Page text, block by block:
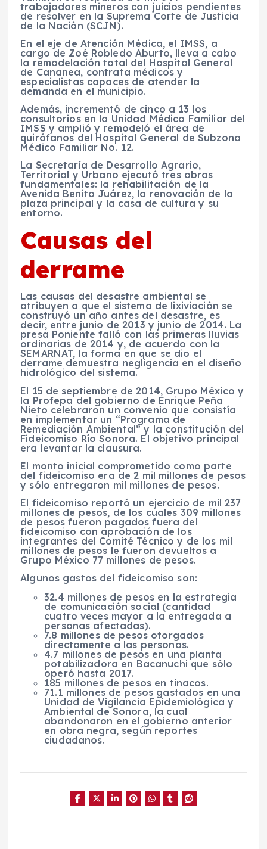
trabajadores mineros con juicios pendientes
de resolver en la Suprema Corte de Justicia
de la Nación (SCJN).
En el eje de Atención Médica, el IMSS, a
cargo de Zoé Robledo Aburto, lleva a cabo
la remodelación total del Hospital General
de Cananea, contrata médicos y
especialistas capaces de atender la
demanda en el municipio.
Además, incrementó de cinco a 13 los
consultorios en la Unidad Médico Familiar del
IMSS y amplió y remodeló el área de
quirófanos del Hospital General de Subzona
Médico Familiar No. 12.
La Secretaría de Desarrollo Agrario,
Territorial y Urbano ejecutó tres obras
fundamentales: la rehabilitación de la
Avenida Benito Juárez, la renovación de la
plaza principal y la casa de cultura y su
entorno.
Causas del
derrame
Las causas del desastre ambiental se
atribuyen a que el sistema de lixiviación se
construyó un año antes del desastre, es
decir, entre junio de 2013 y junio de 2014. La
presa Poniente falló con las primeras lluvias
ordinarias de 2014 y, de acuerdo con la
SEMARNAT, la forma en que se dio el
derrame demuestra negligencia en el diseño
hidrológico del sistema.
El 15 de septiembre de 2014, Grupo México y
la Profepa del gobierno de Enrique Peña
Nieto celebraron un convenio que consistía
en implementar un “Programa de
Remediación Ambiental” y la constitución del
Fideicomiso Río Sonora. El objetivo principal
era levantar la clausura.
El monto inicial comprometido como parte
del fideicomiso era de 2 mil millones de pesos
y sólo entregaron mil millones de pesos.
El fideicomiso reportó un ejercicio de mil 237
millones de pesos, de los cuales 309 millones
de pesos fueron pagados fuera del
fideicomiso con aprobación de los
integrantes del Comité Técnico y de los mil
millones de pesos le fueron devueltos a
Grupo México 77 millones de pesos.
Algunos gastos del fideicomiso son:
32.4 millones de pesos en la estrategia
de comunicación social (cantidad
cuatro veces mayor a la entregada a
personas afectadas).
7.8 millones de pesos otorgados
directamente a las personas.
4.7 millones de pesos en una planta
potabilizadora en Bacanuchi que sólo
operó hasta 2017.
185 millones de pesos en tinacos.
71.1 millones de pesos gastados en una
Unidad de Vigilancia Epidemiológica y
Ambiental de Sonora, la cual
abandonaron en el gobierno anterior
en obra negra, según reportes
ciudadanos.